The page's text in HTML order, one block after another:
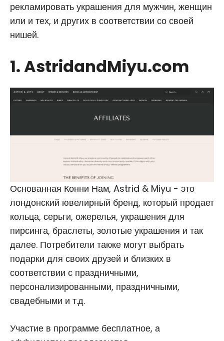
рекламировать украшения для мужчин, женщин
или и тех, и других в соответствии со своей
нишей.
1. AstridandMiyu.com
Основанная Конни Нам, Astrid & Miyu - это
лондонский ювелирный бренд, который продает
кольца, серьги, ожерелья, украшения для
пирсинга, браслеты, золотые украшения и так
далее. Потребители также могут выбрать
подарки для своих друзей и близких в
соответствии с праздничными,
персонализированными, праздничными,
свадебными и т.д.
Участие в программе бесплатное, а